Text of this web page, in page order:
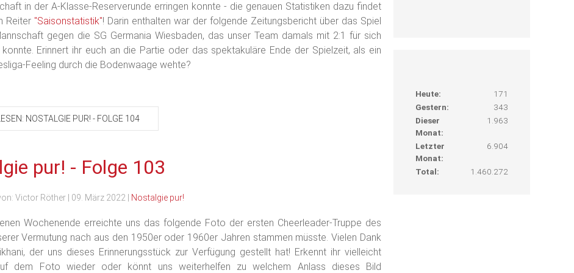
in der A-Klasse-Reserverunde erringen konnte - die genauen Statistiken dazu findet
Reiter "Saisonstatistik"! Darin enthalten war der folgende Zeitungsbericht über das Spiel
gegen die SG Germania Wiesbaden, das unser Team damals mit 2:1 für sich
Erinnert ihr euch an die Partie oder das spektakuläre Ende der Spielzeit, als ein
Feeling durch die Bodenwaage wehte?
NOSTALGIE PUR! - FOLGE 104
pur! - Folge 103
Victor Röther 09. März 2022 Nostalgie pur!
Wochenende erreichte uns das folgende Foto der ersten Cheerleader-Truppe des
Vermutung nach aus den 1950er oder 1960er Jahren stammen müsste. Vielen Dank
der uns dieses Erinnerungsstück zur Verfügung gestellt hat! Erkennt ihr vielleicht
dem Foto wieder oder könnt uns weiterhelfen zu welchem Anlass dieses Bild
Heute:
171
Gestern:
343
Dieser
Monat:
1.963
Letzter
Monat:
6.904
Total: 1.460.272